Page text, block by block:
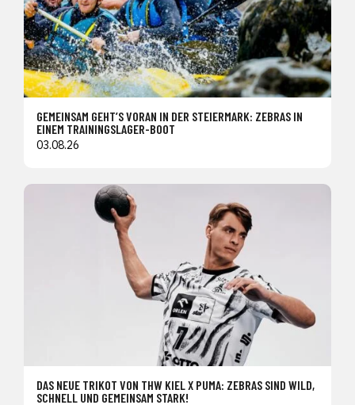
GEMEINSAM GEHT’S VORAN IN DER STEIERMARK: ZEBRAS IN
EINEM TRAININGSLAGER-BOOT
03.08.26
DAS NEUE TRIKOT VON THW KIEL X PUMA: ZEBRAS SIND WILD,
SCHNELL UND GEMEINSAM STARK!